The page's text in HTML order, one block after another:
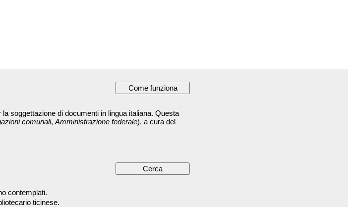
soggettazione di documenti in lingua italiana. Questa
comunali, Amministrazione federale), a cura del
contemplati.
ticinese.